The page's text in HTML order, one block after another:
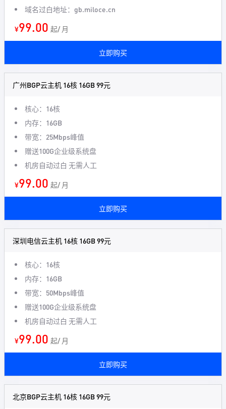
域名过白地址：gb.miloce.cn
¥99.00 起/ 月
立即购买
广州BGP云主机 16核 16GB 99元
核心：16核
内存：16GB
带宽：25Mbps峰值
赠送100G企业级系统盘
机房自动过白 无需人工
¥99.00 起/ 月
立即购买
深圳电信云主机 16核 16GB 99元
核心：16核
内存：16GB
带宽：50Mbps峰值
赠送100G企业级系统盘
机房自动过白 无需人工
¥99.00 起/ 月
立即购买
北京BGP云主机 16核 16GB 99元